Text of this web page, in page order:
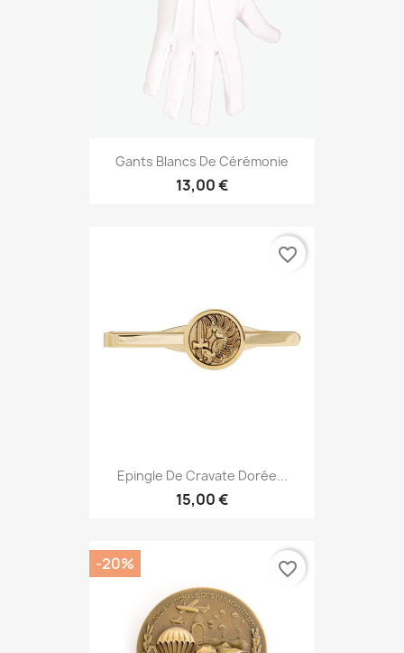
Gants Blancs De Cérémonie
13,00 €
Epingle De Cravate Dorée...
15,00 €
favorite_border
-20% favorite_border